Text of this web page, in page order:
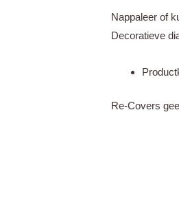
Nappaleer of
Decoratieve
Re-Covers